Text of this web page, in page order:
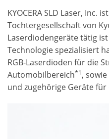
KYOCERA SLD Laser, Inc.
Tochtergesellschaft von
Laserdiodengeräte tätig
Technologie spezialisiert
RGB-Laserdioden für die
Automobilbereich*1,
und zugehörige Geräte für